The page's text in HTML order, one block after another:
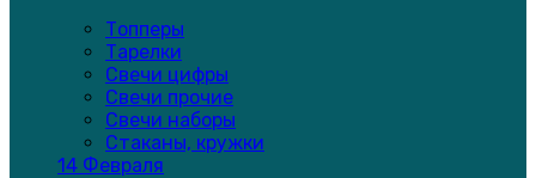
Топперы
Тарелки
Свечи цифры
Свечи прочие
Свечи наборы
Стаканы, кружки
14 Февраля